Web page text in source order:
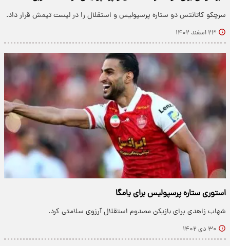
سرچکو کاتانتس دو ستاره پرسپولیس و استقلال را در لیست تیمش قرار داد.
۲۳ اسفند ۱۴۰۲
استوری ستاره پرسپولیس برای یامگا
شهاب زاهدی برای بازیکن مصدوم استقلال آرزوی سلامتی کرد.
۳۰ دی ۱۴۰۲